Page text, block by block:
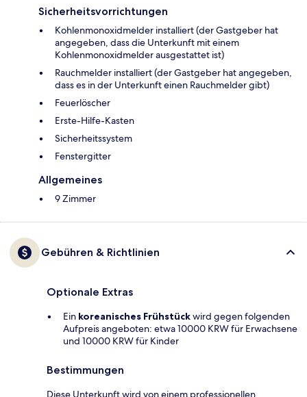
Sicherheitsvorrichtungen
Kohlenmonoxidmelder installiert (der Gastgeber hat
angegeben, dass die Unterkunft mit einem
Kohlenmonoxidmelder ausgestattet ist)
Rauchmelder installiert (der Gastgeber hat angegeben,
dass es in der Unterkunft einen Rauchmelder gibt)
Feuerlöscher
Ers­te-Hil­fe-Kas­ten
Sicherheitssystem
Fenstergitter
Allgemeines
9 Zimmer
Gebühren & Richtlinien
Optionale Extras
Ein koreanisches Frühstückwird gegen folgenden
Aufpreis angeboten: etwa 10000 KRW für Erwachsene
und 10000 KRW für Kinder
Bestimmungen
Diese Unterkunft wird von einem professionellen